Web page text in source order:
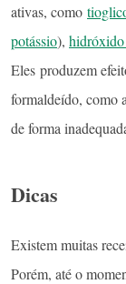
ativas, como
potássio),
Eles produzem
formaldeído, como
de forma
Dicas
Existem muitas
Porém, até o